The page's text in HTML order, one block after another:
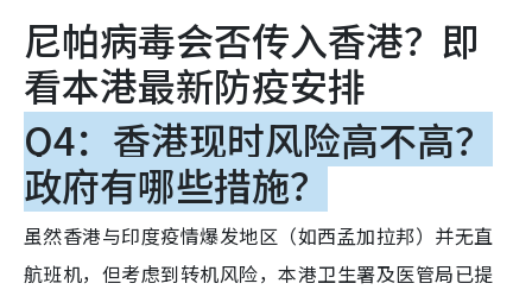
尼帕病毒会否传入香港？即
看本港最新防疫安排
Q4：香港现时风险高不高？
政府有哪些措施？
虽然香港与印度疫情爆发地区（如西孟加拉邦）并无直
航班机，但考虑到转机风险，本港卫生署及医管局已提